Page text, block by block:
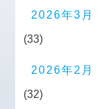
2026年3月
(33)
2026年2月
(32)